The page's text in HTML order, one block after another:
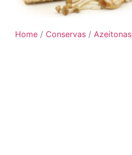
Home / Conservas / Azeitonas